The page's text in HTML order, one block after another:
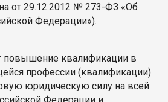
от 29.12.2012 № 273-ФЗ «Об
Федерации»).
повышение квалификации в
профессии (квалификации)
юридическую силу на всей
Федерации и